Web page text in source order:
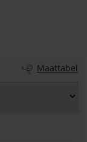
Maattabel